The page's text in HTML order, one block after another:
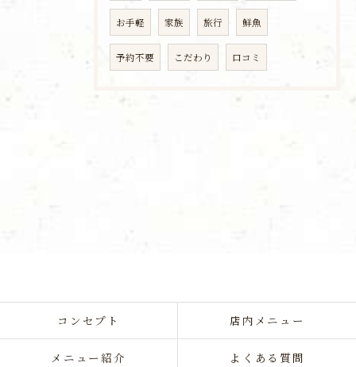
お手軽 家族 旅行 鮮魚
予約不要 こだわり 口コミ
コンセプト 店内メニュー
メニュー紹介 よくある質問